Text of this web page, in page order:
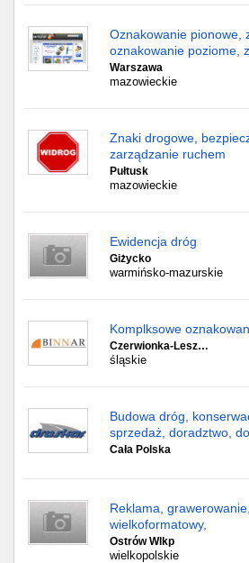
Oznakowanie pionowe,
oznakowanie poziome,
Warszawa
mazowieckie
Znaki drogowe,
zarządzanie ruchem
Pułtusk
mazowieckie
Ewidencja dróg
Giżycko
warmińsko-mazurskie
Komplksowe
Czerwionka-Lesz…
śląskie
Budowa dróg,
sprzedaż, doradztwo,
Cała Polska
Reklama,
wielkoformatowy,
Ostrów Wlkp
wielkopolskie